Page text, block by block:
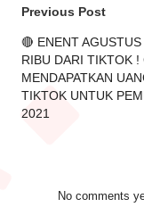
Post
Previous Post
🔴 ENENT
RIBU DARI TIKTOK !
MENDAPATKAN
TIKTOK UNTUK
2021
No comments